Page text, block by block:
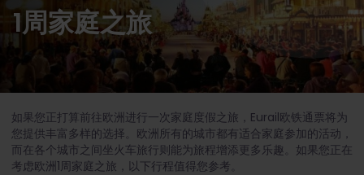
1周家庭之旅
如果您正打算前往欧洲进行一次家庭度假之旅，Eurail欧铁通票将为
您提供丰富多样的选择。欧洲所有的城市都有适合家庭参加的活动，
而在各个城市之间坐火车旅行则能为旅程增添更多乐趣。如果您正在
考虑欧洲1周家庭之旅，以下行程值得您参考。